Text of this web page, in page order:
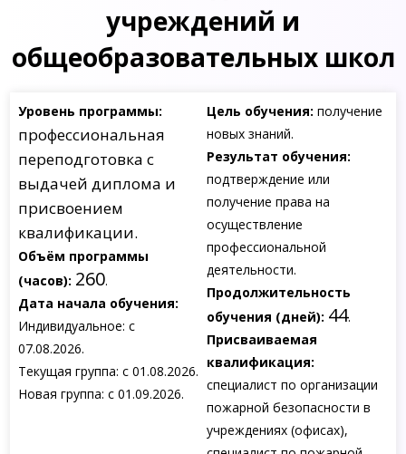
учреждений и
общеобразовательных школ
Уровень программы:
профессиональная
переподготовка с
выдачей диплома и
присвоением
квалификации.
Объём программы
(часов): 260.
Дата начала обучения:
Индивидуальное: с
07.08.2026.
Текущая группа: с 01.08.2026.
Новая группа: с 01.09.2026.
Цель обучения: получение
новых знаний.
Результат обучения:
подтверждение или
получение права на
осуществление
профессиональной
деятельности.
Продолжительность
обучения (дней): 44.
Присваиваемая
квалификация:
специалист по организации
пожарной безопасности в
учреждениях (офисах),